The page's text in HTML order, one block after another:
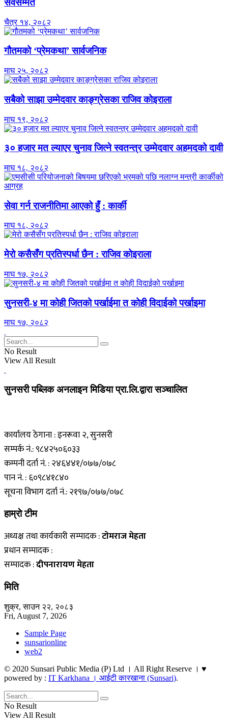
सर्वसम्मत
चैत्र १४, २०८२
गौतमको ‘प्रेमकथा’ सार्वजनिक
माघ २५, २०८२
सबैको साझा उम्मेदवार काङ्ग्रेसका राजिव कोइराला
माघ १९, २०८२
३० हजार मत ल्याएर चुनाव जित्ने स्वतन्त्र उम्मेदवार अहमदको दावी
माघ १८, २०८२
सेवा गर्न राजनीतिमा आएको हुँ : कार्की
माघ १८, २०८२
मेरो कसैसँग प्रतिस्पर्धा छैन : राजिव कोइराला
माघ १७, २०८२
सुनसरी-४ मा कोही जितको पर्खाईमा त कोही विदाईको पर्खाइमा
माघ १७, २०८२
No Result
View All Result
सुनसरी पब्लिक अनलाइन मिडिया प्रा.लि.द्वारा सञ्चालित
कार्यालय ठेगाना : इनरूवा २, सुनसरी
सम्पर्क नं.: ९८४२५०६०३३
कम्पनी दर्ता नं. : २४६४४१/०७७/०७८
पान नं. : ६०९८४१८४०
सूचना विभाग दर्ता नं.: २१९७/०७७/०७८
हाम्राे टीम
अध्यक्ष तथा कार्यकारी सम्पादक :टाेमराज मेहता
प्रधान सम्पादक :
सम्पादक :दीपनारायण मेहता
मिति
शुक्र, साउन २२, २०८३
Fri, August 7, 2026
Sample Page
sunsarionline
web2
© 2020 Sunsari Public Media (P) Ltd । All Right Reserve । ♥
powered by : IT Karkhana । आईटी कारखाना (Sunsari).
No Result
View All Result